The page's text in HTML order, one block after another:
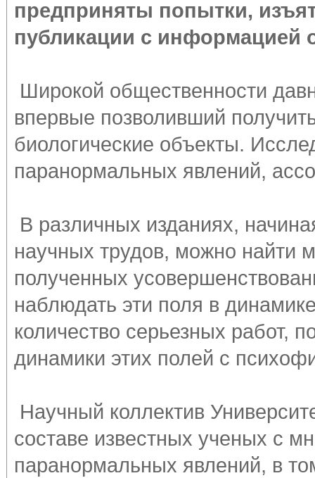
предприняты попытки,
публикации с информацией
Широкой общественности
впервые позволивший
биологические объекты.
паранормальных явлений,
В различных изданиях,
научных трудов, можно найти
полученных
наблюдать эти поля в
количество серьезных работ,
динамики этих полей с
Научный коллектив
составе известных ученых с
паранормальных явлений, в